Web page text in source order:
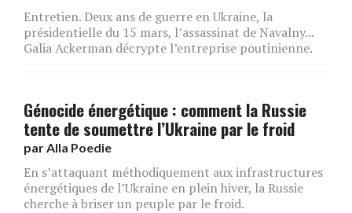
Entretien. Deux ans de guerre en Ukraine, la
présidentielle du 15 mars, l’assassinat de Navalny...
Galia Ackerman décrypte l’entreprise poutinienne.
Génocide énergétique : comment la Russie
tente de soumettre l’Ukraine par le froid
par Alla Poedie
En s’attaquant méthodiquement aux infrastructures
énergétiques de l’Ukraine en plein hiver, la Russie
cherche à briser un peuple par le froid.